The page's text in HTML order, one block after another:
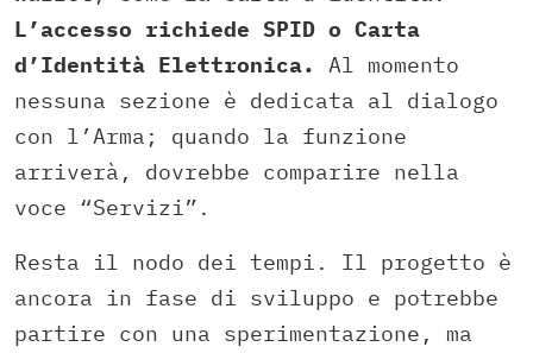
L’accesso richiede SPID o Carta
d’Identità Elettronica.
Al momento
nessuna sezione è dedicata al dialogo
con l’Arma; quando la funzione
arriverà, dovrebbe comparire nella
voce “Servizi”.
Resta il nodo dei tempi. Il progetto è
ancora in fase di sviluppo e potrebbe
partire con una sperimentazione, ma